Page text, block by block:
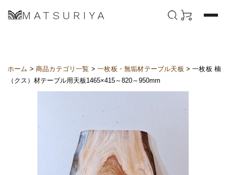
MATSURIYA
ホーム >商品カテゴリ一覧 >一枚板・無垢材テーブル天板 > 一枚板 楠
（クス）材テーブル用天板1465×415～820～950mm